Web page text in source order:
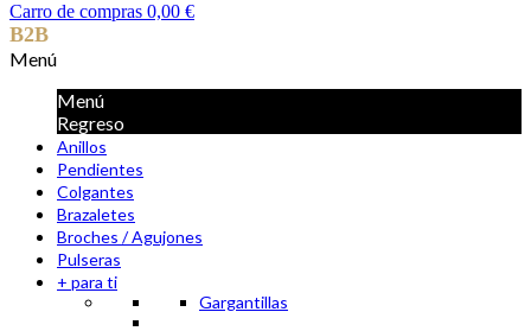
Carro de compras 0,00 €
B2B
Menú
Menú
Regreso
Anillos
Pendientes
Colgantes
Brazaletes
Broches / Agujones
Pulseras
+ para ti
Gargantillas